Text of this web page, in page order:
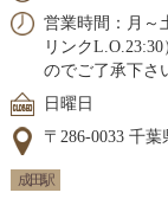
営業時間：月～
リンク
のでご了承下さ
日曜日
〒286-0033 千
成田駅